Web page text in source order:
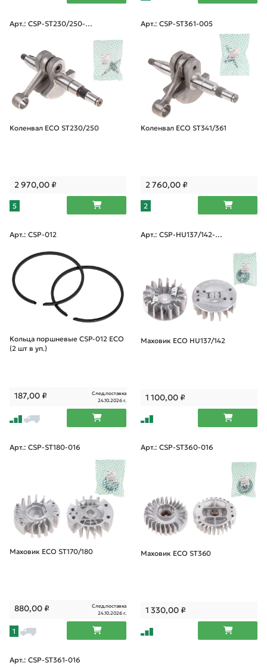
Арт.: CSP-ST230/250-0
Коленвал ECO ST230/250
2 970,00₽
5
Арт.: CSP-ST361-005
Коленвал ECO ST341/361
2 760,00₽
2
Арт.: CSP-012
Кольца поршневые CSP-012 ECO
(2 шт в уп.)
187,00₽
След.поставка
24.10.2026 г.
Арт.: CSP-HU137/142-01
Маховик ECO HU137/142
1 100,00₽
Арт.: CSP-ST180-016
Маховик ECO ST170/180
880,00₽
След.поставка
24.10.2026 г.
1
Арт.: CSP-ST360-016
Маховик ECO ST360
1 330,00₽
Арт.: CSP-ST361-016